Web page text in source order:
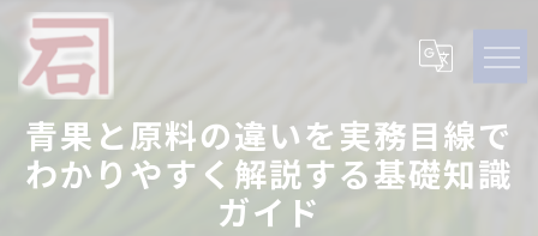
青果と原料の違いを実務目線で
わかりやすく解説する基礎知識
ガイド